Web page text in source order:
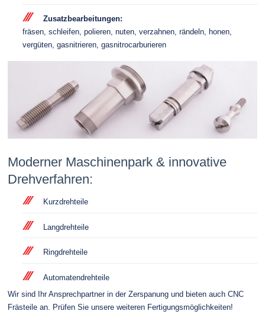
Zusatzbearbeitungen:
fräsen, schleifen, polieren, nuten, verzahnen, rändeln, honen,
vergüten, gasnitrieren, gasnitrocarburieren
Moderner Maschinenpark & innovative
Drehverfahren:
Kurzdrehteile
Langdrehteile
Ringdrehteile
Automatendrehteile
Wir sind Ihr Ansprechpartner in der Zerspanung und bieten auch CNC
Frästeile an. Prüfen Sie unsere weiteren Fertigungsmöglichkeiten!